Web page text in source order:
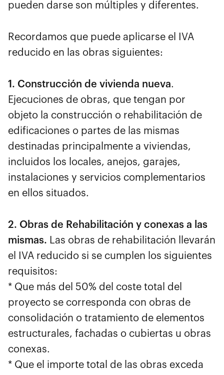
pueden darse son múltiples y diferentes.
Recordamos que puede aplicarse el IVA
reducido en las obras siguientes:
1. Construcción de vivienda nueva.
Ejecuciones de obras, que tengan por
objeto la construcción o rehabilitación de
edificaciones o partes de las mismas
destinadas principalmente a viviendas,
incluidos los locales, anejos, garajes,
instalaciones y servicios complementarios
en ellos situados.
2. Obras de Rehabilitación y conexas a las
mismas. Las obras de rehabilitación llevarán
el IVA reducido si se cumplen los siguientes
requisitos:
* Que más del 50% del coste total del
proyecto se corresponda con obras de
consolidación o tratamiento de elementos
estructurales, fachadas o cubiertas u obras
conexas.
* Que el importe total de las obras exceda